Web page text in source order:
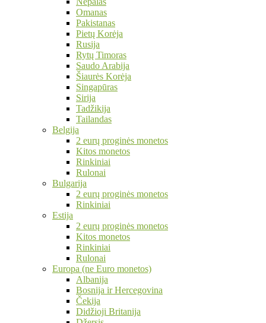
Omanas
Pakistanas
Pietų Korėja
Rusija
Rytų Timoras
Saudo Arabija
Šiaurės Korėja
Singapūras
Sirija
Tadžikija
Tailandas
Belgija
2 eurų proginės monetos
Kitos monetos
Rinkiniai
Rulonai
Bulgarija
2 eurų proginės monetos
Rinkiniai
Estija
2 eurų proginės monetos
Kitos monetos
Rinkiniai
Rulonai
Europa (ne Euro monetos)
Albanija
Bosnija ir Hercegovina
Čekija
Didžioji Britanija